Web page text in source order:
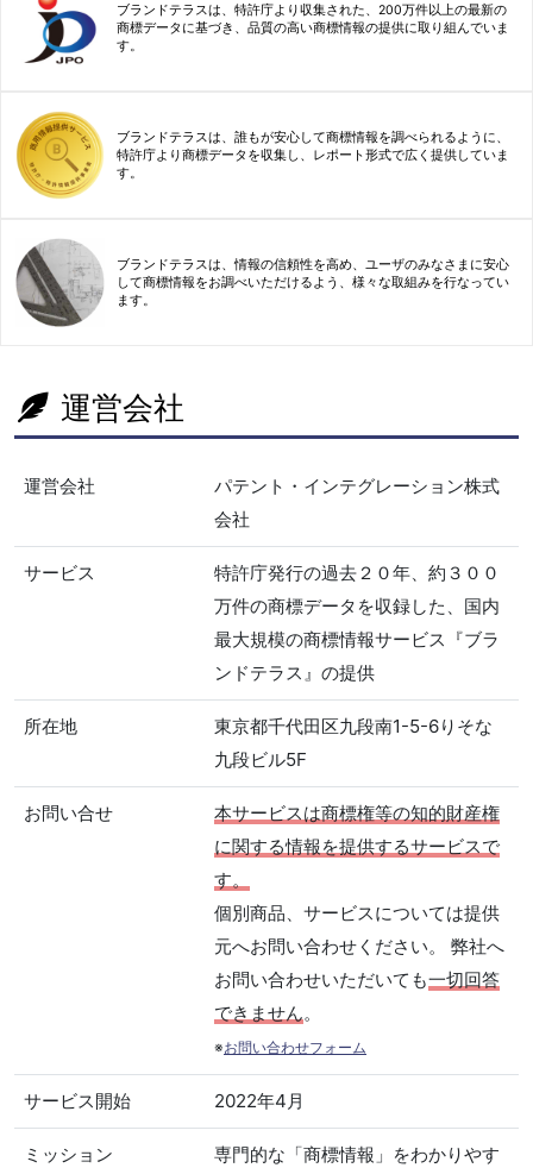
ブランドテラスは、特許庁より収集された、200万件以上の最新の
商標データに基づき、品質の高い商標情報の提供に取り組んでいま
す。
ブランドテラスは、誰もが安心して商標情報を調べられるように、
特許庁より商標データを収集し、レポート形式で広く提供していま
す。
ブランドテラスは、情報の信頼性を高め、ユーザのみなさまに安心
して商標情報をお調べいただけるよう、様々な取組みを行なってい
ます。
運営会社
運営会社
パテント・インテグレーション株式
会社
サービス
特許庁発行の過去２０年、約３００
万件の商標データを収録した、国内
最大規模の商標情報サービス『ブラ
ンドテラス』の提供
所在地
東京都千代田区九段南1-5-6りそな
九段ビル5F
お問い合せ
本サービスは商標権等の知的財産権
に関する情報を提供するサービスで
す。
個別商品、サービスについては提供
元へお問い合わせください。 弊社へ
お問い合わせいただいても一切回答
できません。
※お問い合わせフォーム
サービス開始 2022年4月
ミッション
専門的な「商標情報」をわかりやす